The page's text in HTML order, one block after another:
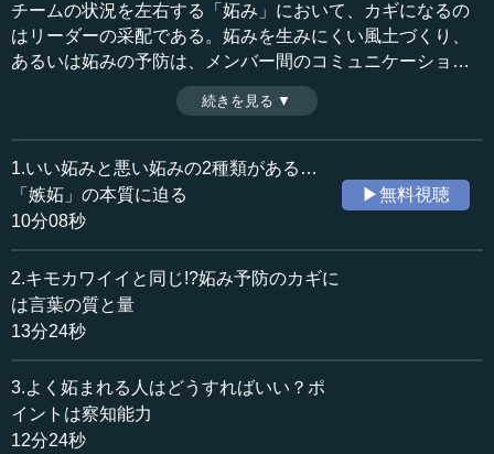
チームの状況を左右する「妬み」において、カギになるの
はリーダーの采配である。妬みを生みにくい風土づくり、
あるいは妬みの予防は、メンバー間のコミュニケーション
にかかっている。一方で、やりすぎると「くどい」という
感情を引き起こすことになる。質と量のバランスを考える
うえで取るべき方策にはどのようなものがあるのか。（全3
話中第2話）
※インタビュアー：川上達史（テンミニッツTV編集長）
収録日：2023年6月21日
追加日：2023年11月10日
カテゴリー：
哲学・思想
社会・福祉
社会・福祉一般
≪全文≫
ダーの采配
―― （前回のお話にあった「妬み」によるネガティブな
続きを見る ▼
1.いい妬みと悪い妬みの2種類がある…
「嫉妬」の本質に迫る
10分08秒
▶無料視聴
2.キモカワイイと同じ!?妬み予防のカギに
は言葉の質と量
13分24秒
3.よく妬まれる人はどうすればいい？ポ
イントは察知能力
12分24秒